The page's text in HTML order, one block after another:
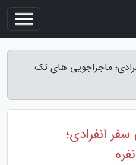
ماجراجویی های تک
انفرادی؛